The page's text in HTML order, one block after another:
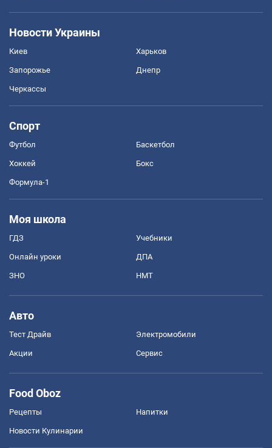
Новости Украины
Киев Харьков
Запорожье Днепр
Черкассы
Спорт
Футбол Баскетбол
Хоккей Бокс
Формула-1
Моя школа
ГДЗ Учебники
Онлайн уроки ДПА
ЗНО НМТ
Авто
Тест Драйв Электромобили
Акции Сервис
Food Oboz
Рецепты Напитки
Новости Кулинарии